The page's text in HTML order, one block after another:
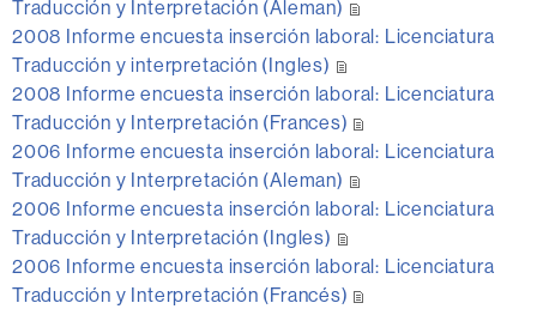
Traducción y Interpretación (Aleman)
2008 Informe encuesta inserción laboral: Licenciatura
Traducción y interpretación (Ingles)
2008 Informe encuesta inserción laboral: Licenciatura
Traducción y Interpretación (Frances)
2006 Informe encuesta inserción laboral: Licenciatura
Traducción y Interpretación (Aleman)
2006 Informe encuesta inserción laboral: Licenciatura
Traducción y Interpretación (Ingles)
2006 Informe encuesta inserción laboral: Licenciatura
Traducción y Interpretación (Francés)